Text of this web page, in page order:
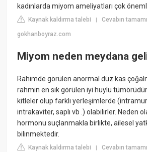
kadınlarda miyom ameliyatları çok
Kaynak kaldırma talebi |Cevabın
gokhanboyraz.com
Miyom neden meydana
Rahimde görülen anormal düz kas
rahmin en sık görülen iyi huylu tümörüdür.
kitleler olup farklı yerleşimlerde
intrakaviter, saplı vb .) olabilirler. Neden
hormonu suçlanmakla birlikte, ailesel
bilinmektedir.
Kaynak kaldırma talebi |Cevabın